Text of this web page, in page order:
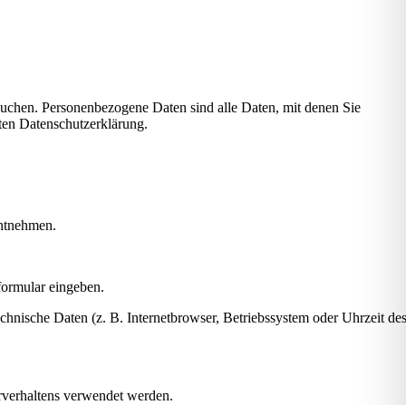
Personenbezogene Daten sind alle Daten, mit denen Sie
Datenschutzerklärung.
eingeben.
Daten (z. B. Internetbrowser, Betriebssystem oder Uhrzeit
verwendet werden.